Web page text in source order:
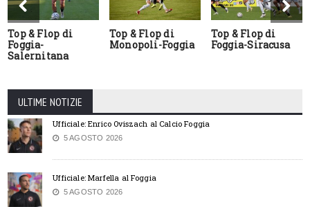
Top & Flop di
Foggia-
Salernitana
Top & Flop di
Monopoli-Foggia
Top & Flop di
Foggia-Siracusa
ULTIME NOTIZIE
Ufficiale: Enrico Oviszach al Calcio Foggia
5 AGOSTO 2026
Ufficiale: Marfella al Foggia
5 AGOSTO 2026